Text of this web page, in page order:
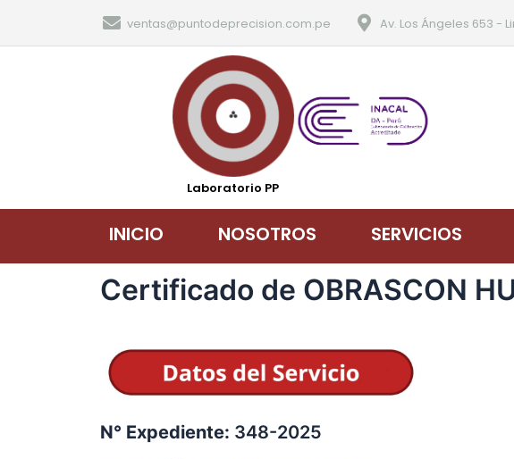
ventas@puntodeprecision.com.pe Av. Los Ángeles 653 -
Laboratorio PP
INICIO NOSOTROS SERVICIOS
Certificado de OBRASCON
N° Expediente: 348-2025